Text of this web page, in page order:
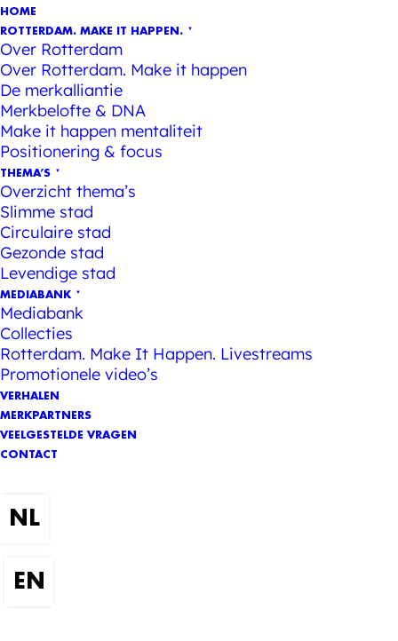
HOME
ROTTERDAM. MAKE IT HAPPEN.
Over Rotterdam
Over Rotterdam. Make it happen
De merkalliantie
Merkbelofte & DNA
Make it happen mentaliteit
Positionering & focus
THEMA’S
Overzicht thema’s
Slimme stad
Circulaire stad
Gezonde stad
Levendige stad
MEDIABANK
Mediabank
Collecties
Rotterdam. Make It Happen. Livestreams
Promotionele video’s
VERHALEN
MERKPARTNERS
VEELGESTELDE VRAGEN
CONTACT